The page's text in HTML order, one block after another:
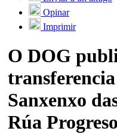
Opinar
Imprimir
O DOG
Sanxenxo
Rúa Progreso